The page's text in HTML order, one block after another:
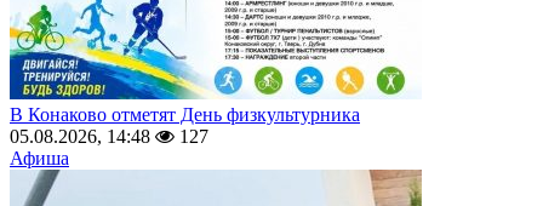
В Конаково отметят День физкультурника
05.08.2026, 14:48
127
Афиша